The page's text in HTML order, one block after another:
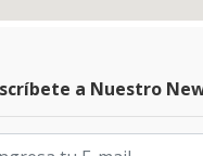
a Nuestro